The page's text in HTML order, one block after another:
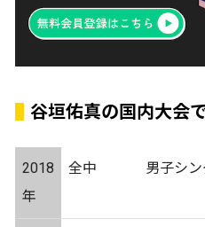
谷垣佑真の国内大会
2018
年
全中 男子シ